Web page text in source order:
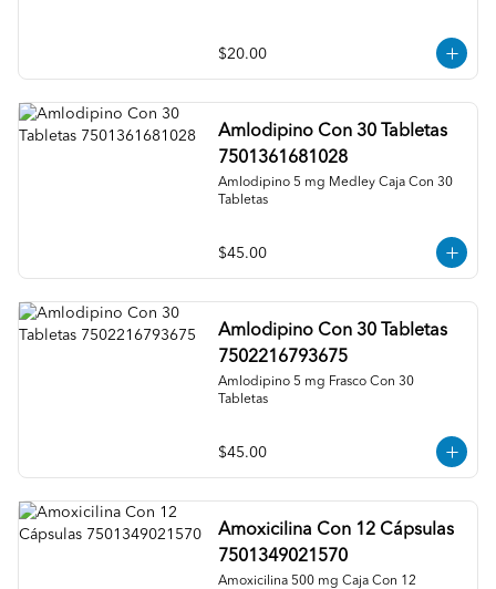
$20.00
Amlodipino Con 30 Tabletas
7501361681028
Amlodipino 5 mg Medley Caja Con 30
Tabletas
$45.00
Amlodipino Con 30 Tabletas
7502216793675
Amlodipino 5 mg Frasco Con 30
Tabletas
$45.00
Amoxicilina Con 12 Cápsulas
7501349021570
Amoxicilina 500 mg Caja Con 12